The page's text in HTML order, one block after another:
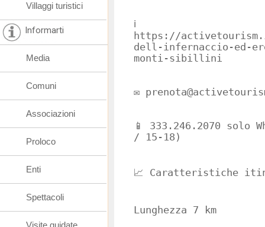
ℹ️
https://
dell-infernaccio-ed-
monti-sibillini
✉️
📱 333.246.2070 solo
/ 15-18)
📈 Caratteristiche
Lunghezza 7 km
Villaggi turistici
Informarti
Media
Comuni
Associazioni
Proloco
Enti
Spettacoli
Visite guidate